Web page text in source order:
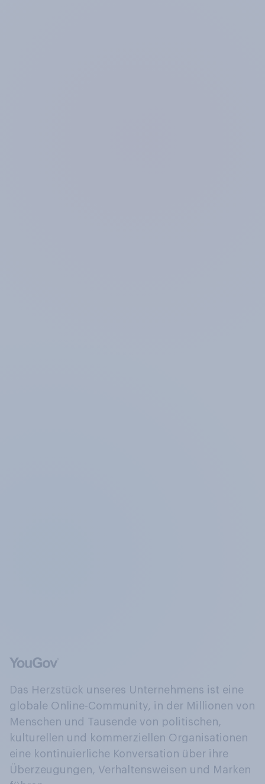
Das Herzstück unseres Unternehmens ist eine
globale Online-Community, in der Millionen von
Menschen und Tausende von politischen,
kulturellen und kommerziellen Organisationen
eine kontinuierliche Konversation über ihre
Überzeugungen, Verhaltensweisen und Marken